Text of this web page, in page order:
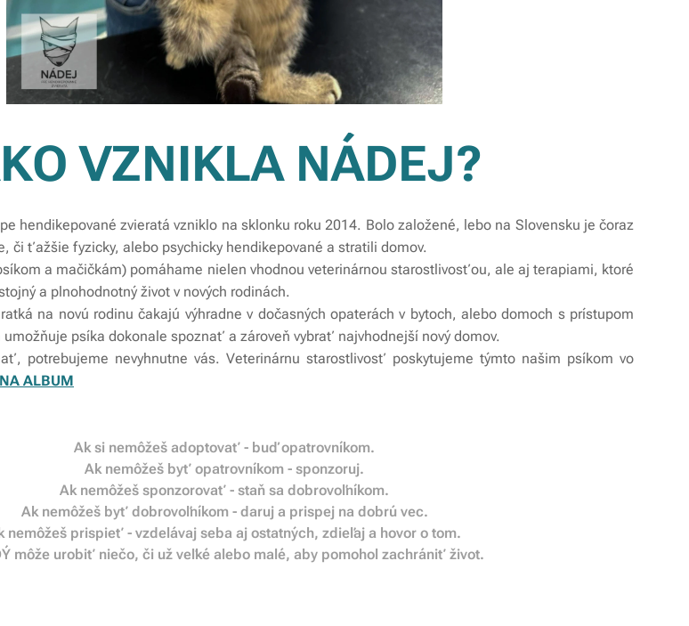
VZNIKLA NÁDEJ?
hendikepované zvieratá vzniklo na sklonku roku 2014. Bolo založené, lebo na Slovensku je čoraz
či ťažšie fyzicky, alebo psychicky hendikepované a stratili domov.
a mačičkám) pomáhame nielen vhodnou veterinárnou starostlivosťou, ale aj terapiami, ktoré
a plnohodnotný život v nových rodinách.
na novú rodinu čakajú výhradne v dočasných opaterách v bytoch, alebo domoch s prístupom
psíka dokonale spoznať a zároveň vybrať najvhodnejší nový domov.
potrebujeme nevyhnutne vás. Veterinárnu starostlivosť poskytujeme týmto našim psíkom vo
ALBUM
Ak si nemôžeš adoptovať - buď opatrovníkom.
Ak nemôžeš byť opatrovníkom - sponzoruj.
Ak nemôžeš sponzorovať - staň sa dobrovoľníkom.
Ak nemôžeš byť dobrovoľníkom - daruj a prispej na dobrú vec.
nemôžeš prispieť - vzdelávaj seba aj ostatných, zdieľaj a hovor o tom.
môže urobiť niečo, či už veľké alebo malé, aby pomohol zachrániť život.